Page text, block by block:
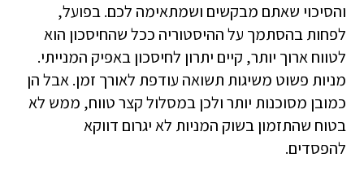
והסיכוי שאתם מבקשים ושמתאימה לכם. בפועל,
לפחות בהסתמך על ההיסטוריה ככל שהחיסכון הוא
לטווח ארוך יותר, קיים יתרון לחיסכון באפיק המנייתי.
מניות פשוט משיגות תשואה עודפת לאורך זמן. אבל הן
כמובן מסוכנות יותר ולכן במסלול קצר טווח, ממש לא
בטוח שהתזמון בשוק המניות לא יגרום דווקא
להפסדים.